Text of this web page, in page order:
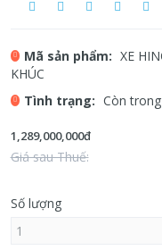
Mã sản phẩm: XE
KHÚC
Tình trạng: Còn
1,289,000,000đ
Giá sau Thuế:
Số lượng